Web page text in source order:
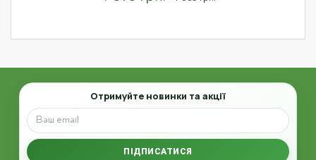
Email
Отримуйте новинки та акції
ПІДПИСАТИСЯ